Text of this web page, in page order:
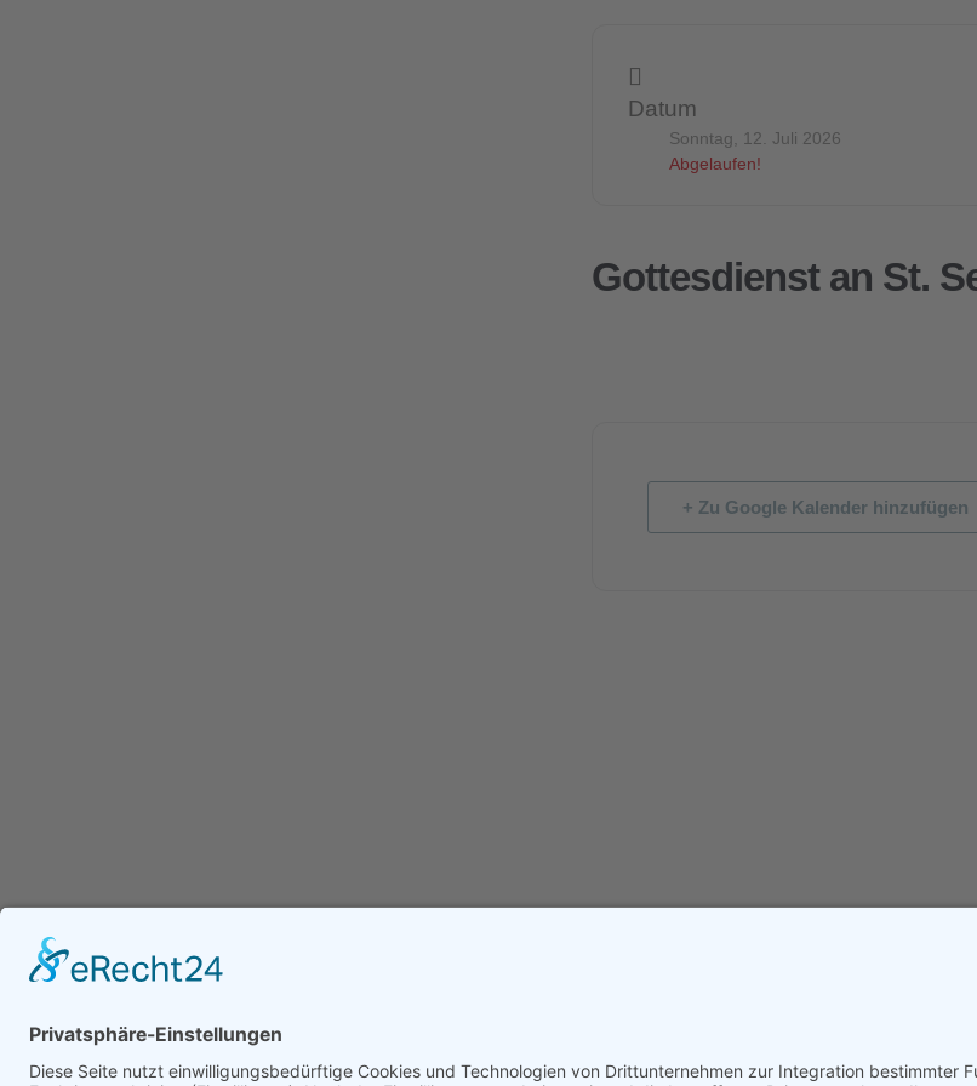
Datum
Sonntag, 12. Juli 2026
Abgelaufen!
Gottesdienst an St.
+ Zu Google Kalender hinzufügen